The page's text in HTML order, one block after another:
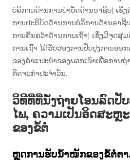
ບໍລິການດ້ານການບຳບັດດ້ານອາຊີບ) ເຊິ່
ການປະຕິບັດດ້ານການບໍລິການດ້ານອາຊີ
ການຄົ້ນຄວ້າດ້ານການເຖົ້າ) ເຊິ່ງມີຈຸດສຸ
ການເຖົ້າ ໄດ້ຮັບຮອງການປັບປຸງການອອ
ຂອງຄຳແນະນຳຂອງພວກເຂົາເພື່ອການ
ກິດຈະກຳປະຈຳວັນ.
ວິທີທີ່ທີ່ນັ່ງຖ່າຍໂອນລົດປັ
ໄພ, ຄວາມເປັນອິດສະຫຼ
ຂອງຂໍ້ຕໍ່
ຫຼຸດການຮັບນ້ຳໜັກຂອງຂໍ້ຕໍ່ຕາ